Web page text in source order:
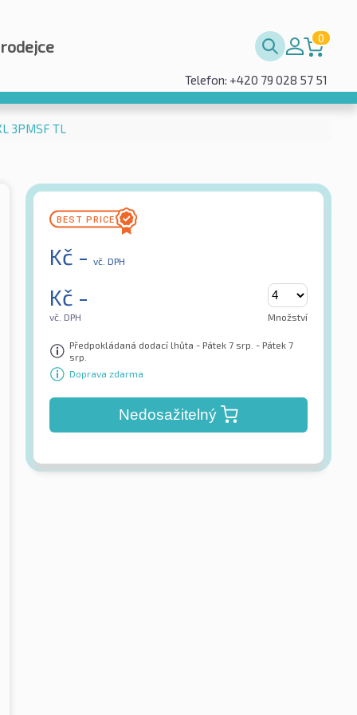
0
Telefon: +420 79 028 57 51
3PMSF TL
Kč - vč. DPH
Kč -
vč. DPH Množství
Předpokládaná dodací lhůta - Pátek 7 srp. - Pátek 7
srp.
Doprava zdarma
Nedosažitelný